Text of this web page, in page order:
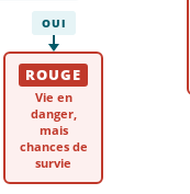
OUI
ROUGE
Vie en
danger,
mais
chances de
survie